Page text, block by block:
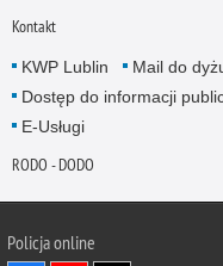
Kontakt
KWP Lublin Mail do
Dostęp do informacji
E-Usługi
RODO - DODO
Policja online